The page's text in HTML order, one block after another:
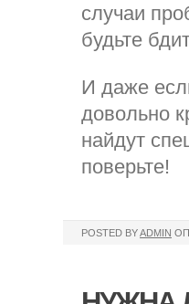
случаи
будьте
И даже
довольно
найдут
поверьте!
POSTED BYADMIN